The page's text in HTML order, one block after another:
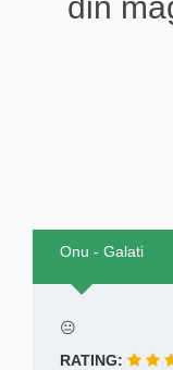
Onu - Galati
😐
RATING: